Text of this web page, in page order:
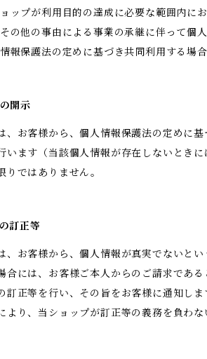
ョップが利用目的の達成に必要な範囲内
その他の事由による事業の承継に伴って個
情報保護法の定めに基づき共同利用する場合
開示
、お客様から、個人情報保護法の定めに
います（当該個人情報が存在しないとき
りではありません。
訂正等
、お客様から、個人情報が真実でないと
合には、お客様ご本人からのご請求であ
訂正等を行い、その旨をお客様に通知し
より、当ショップが訂正等の義務を負わ